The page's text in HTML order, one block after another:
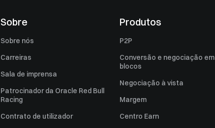
Sobre
Sobre nós
Carreiras
Sala de imprensa
Patrocinador da Oracle Red Bull
Racing
Contrato de utilizador
Produtos
P2P
Conversão e negociação em
blocos
Negociação à vista
Margem
Centro Earn